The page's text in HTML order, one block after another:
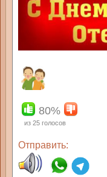
80%
из 25 голосов
Отправить: